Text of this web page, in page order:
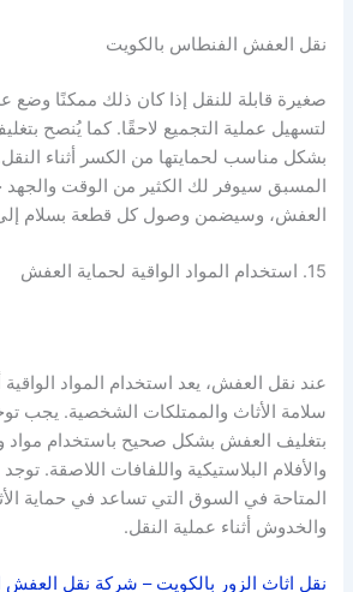
نقل العفش الفنطاس بالكويت
صغيرة قابلة للنقل إذا كان ذلك ممكنًا
لتسهيل عملية التجميع لاحقًا. كما يُنصح
بشكل مناسب لحمايتها من الكسر أثناء النقل.
المسبق سيوفر لك الكثير من الوقت والجهد
العفش، وسيضمن وصول كل قطعة بسلام إلى
15. استخدام المواد الواقية لحماية العفش
عند نقل العفش، يعد استخدام المواد
سلامة الأثاث والممتلكات الشخصية. يجب
بتغليف العفش بشكل صحيح باستخدام مواد
والأفلام البلاستيكية واللفافات اللاصقة.
المتاحة في السوق التي تساعد في حماية
والخدوش أثناء عملية النقل.
نقل اثاث الزور بالكويت – شركة نقل العفش